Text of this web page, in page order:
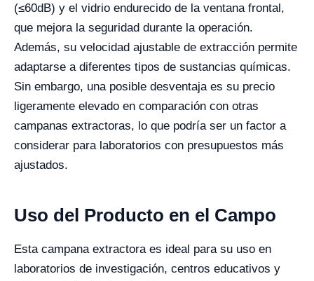
(≤60dB) y el vidrio endurecido de la ventana frontal,
que mejora la seguridad durante la operación.
Además, su velocidad ajustable de extracción permite
adaptarse a diferentes tipos de sustancias químicas.
Sin embargo, una posible desventaja es su precio
ligeramente elevado en comparación con otras
campanas extractoras, lo que podría ser un factor a
considerar para laboratorios con presupuestos más
ajustados.
Uso del Producto en el Campo
Esta campana extractora es ideal para su uso en
laboratorios de investigación, centros educativos y